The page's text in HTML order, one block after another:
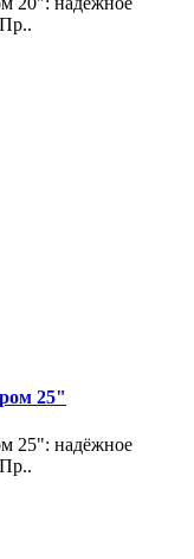
25"
25": надёжное